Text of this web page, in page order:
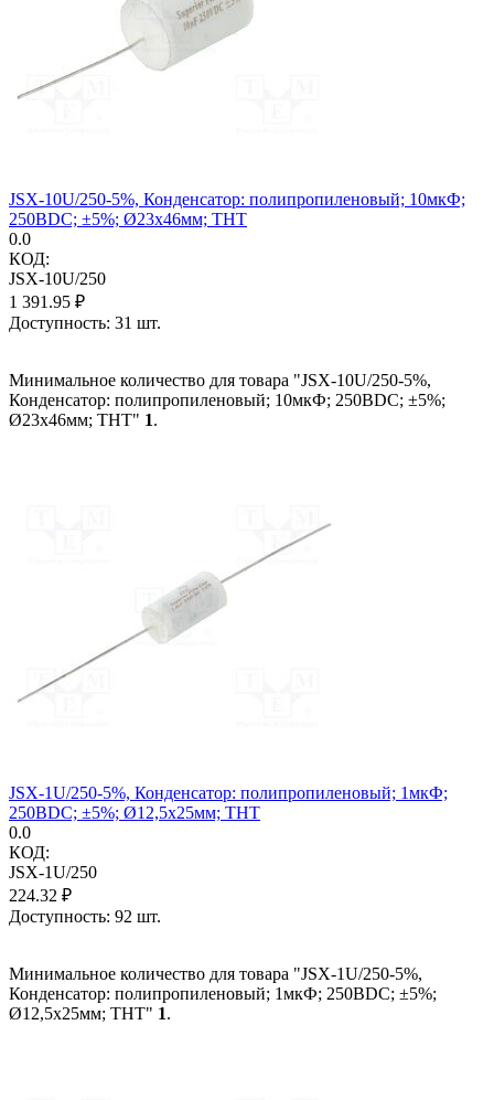
JSX-10U/250-5%, Конденсатор: полипропиленовый; 10мкФ;
250ВDC; ±5%; Ø23x46мм; THT
0.0
КОД:
JSX-10U/250
1 391.95 ₽
Доступность: 31 шт.
Минимальное количество для товара "JSX-10U/250-5%,
Конденсатор: полипропиленовый; 10мкФ; 250ВDC; ±5%;
Ø23x46мм; THT" 1.
JSX-1U/250-5%, Конденсатор: полипропиленовый; 1мкФ;
250ВDC; ±5%; Ø12,5x25мм; THT
0.0
КОД:
JSX-1U/250
224.32 ₽
Доступность: 92 шт.
Минимальное количество для товара "JSX-1U/250-5%,
Конденсатор: полипропиленовый; 1мкФ; 250ВDC; ±5%;
Ø12,5x25мм; THT" 1.